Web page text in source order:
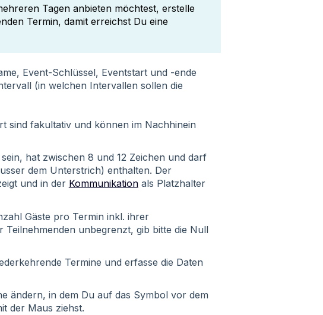
Tagen anbieten möchtest, erstelle
Termin, damit erreichst Du eine
Event-Schlüssel, Eventstart und -ende
(in welchen Intervallen sollen die
sind fakultativ und können im Nachhinein
hat zwischen 8 und 12 Zeichen und darf
dem Unterstrich) enthalten. Der
und in der Kommunikationals Platzhalter
Gäste pro Termin inkl. ihrer
Teilnehmenden unbegrenzt, gib bitte die Null
Termine und erfasse die Daten
ändern, in dem Du auf das Symbol vor dem
der Maus ziehst.